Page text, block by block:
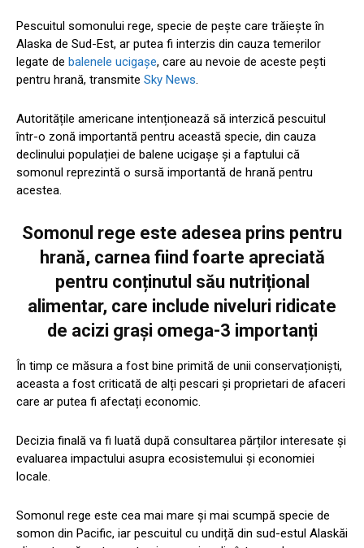
Pescuitul somonului rege, specie de pește care trăiește în
Alaska de Sud-Est, ar putea fi interzis din cauza temerilor
legate de balenele ucigașe, care au nevoie de aceste pești
pentru hrană, transmite Sky News.
Autoritățile americane intenționează să interzică pescuitul
într-o zonă importantă pentru această specie, din cauza
declinului populației de balene ucigașe și a faptului că
somonul reprezintă o sursă importantă de hrană pentru
acestea.
Somonul rege este adesea prins pentru
hrană, carnea fiind foarte apreciată
pentru conținutul său nutrițional
alimentar, care include niveluri ridicate
de acizi grași omega-3 importanți
În timp ce măsura a fost bine primită de unii conservaționiști,
aceasta a fost criticată de alți pescari și proprietari de afaceri
care ar putea fi afectați economic.
Decizia finală va fi luată după consultarea părților interesate și
evaluarea impactului asupra ecosistemului și economiei
locale.
Somonul rege este cea mai mare și mai scumpă specie de
somon din Pacific, iar pescuitul cu undiță din sud-estul Alaskăi